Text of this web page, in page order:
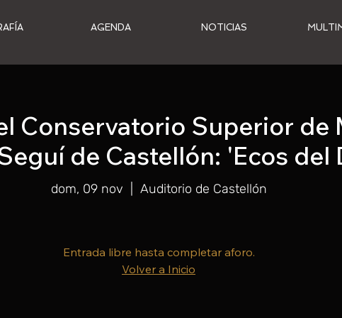
AGENDA NOTICIAS
Conservatorio Superior de
de Castellón: 'Ecos del
dom, 09 nov Auditorio de Castellón
Entrada libre hasta completar aforo.
Volver a Inicio